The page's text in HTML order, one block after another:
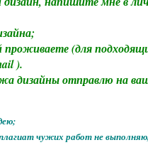
(для
).
дизайны отправлю на
чужих работ не